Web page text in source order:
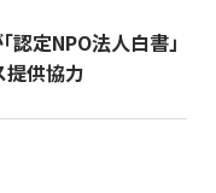
認定NPO法人白書」
提供協力